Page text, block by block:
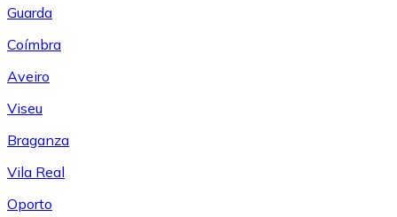
Guarda
Coímbra
Aveiro
Viseu
Braganza
Vila Real
Oporto